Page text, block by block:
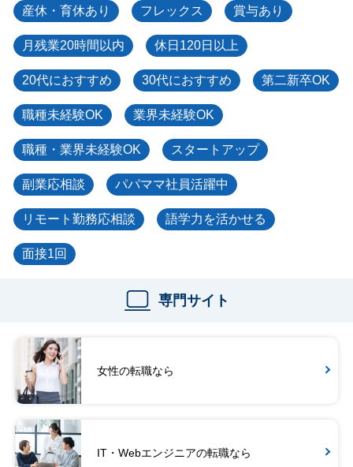
産休・育休あり フレックス 賞与あり
月残業20時間以内 休日120日以上
20代におすすめ 30代におすすめ 第二新卒OK
職種未経験OK 業界未経験OK
職種・業界未経験OK スタートアップ
副業応相談 パパママ社員活躍中
リモート勤務応相談 語学力を活かせる
面接1回
専門サイト
女性の転職なら
IT・Webエンジニアの転職なら